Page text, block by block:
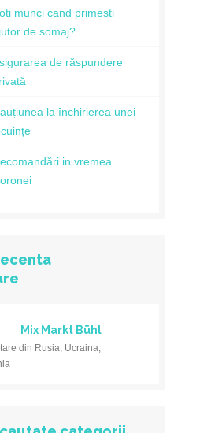
munci cand primesti
de somaj?
de răspundere
la închirierea unei
in vremea
Mix Markt Bühl
din Rusia, Ucraina,